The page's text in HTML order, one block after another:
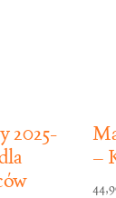
2025-
–